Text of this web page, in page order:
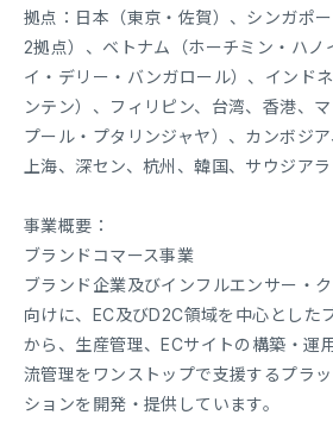
拠点：日本（東京・佐賀）、シンガポ
2拠点）、ベトナム（ホーチミン・ハノ
イ・デリー・バンガロール）、インド
ンテン）、フィリピン、台湾、香港、
プール・プタリンジャヤ）、カンボジア
上海、深セン、杭州、韓国、サウジア
事業概要：
ブランドコマース事業
ブランド企業及びインフルエンサー・
向けに、EC及びD2C領域を中心とした
から、生産管理、ECサイトの構築・運
流管理をワンストップで支援するプラ
ションを開発・提供しています。